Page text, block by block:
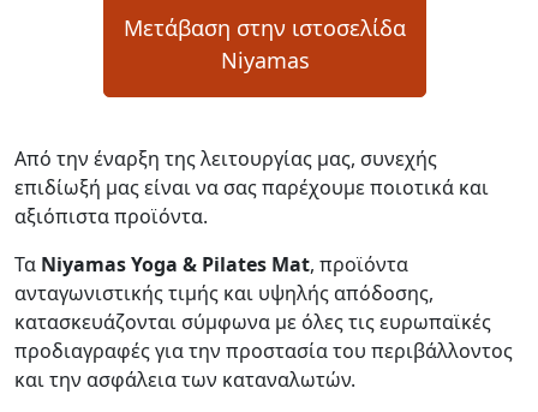
Μετάβαση στην ιστοσελίδα
Niyamas
Από την έναρξη της λειτουργίας μας, συνεχής
επιδίωξή μας είναι να σας παρέχουμε ποιοτικά και
αξιόπιστα προϊόντα.
Τα Niyamas Yoga & Pilates Mat, προϊόντα
ανταγωνιστικής τιμής και υψηλής απόδοσης,
κατασκευάζονται σύμφωνα με όλες τις ευρωπαϊκές
προδιαγραφές για την προστασία του περιβάλλοντος
και την ασφάλεια των καταναλωτών.